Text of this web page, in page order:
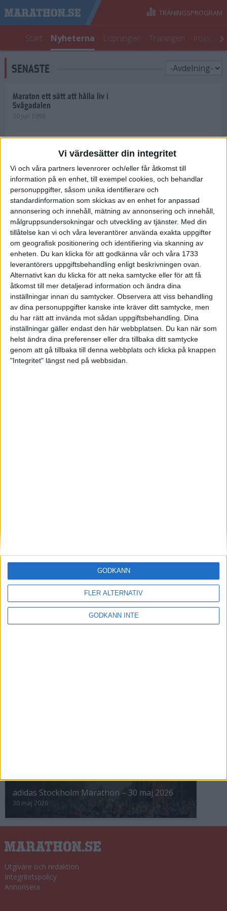
Vi värdesätter din integritet
Vi och våra partners levenrorer och/eller får åtkomst till
information på en enhet, till exempel cookies, och behandlar
personuppgifter, såsom unika identifierare och
standardinformation som skickas av en enhet for anpassad
annonsering och innehåll, mätning av annonsering och innehåll,
målgruppsundersokningar och utveckling av tjänster. Med din
tillåtelse kan vi och våra leverantörer använda exakta uppgifter
om geografisk positionering och identifiering via skanning av
enheten. Du kan klicka för att godkänna vår och våra 1733
leverantörers uppgiftsbehandling enligt beskrivningen ovan.
Alternativt kan du klicka för att neka samtycke eller för att få
åtkomst till mer detaljerad information och ändra dina
inställningar innan du samtycker. Observera att viss behandling
av dina personuppgifter kanske inte kräver ditt samtycke, men
du har rätt att invända mot sådan uppgiftsbehandling. Dina
inställningar gäller endast den här webbplatsen. Du kan när som
helst ändra dina preferenser eller dra tillbaka ditt samtycke
genom att gå tillbaka till denna webbplats och klicka på knappen
"Integritet" längst ned på webbsidan.
FLER ALTERNATIV
GODKÄNN INTE
GODKÄNN
Start Nyheterna Löpningen Träningen
TRÄNINGSPROGRAM
SENASTE
Maraton ett sätt att hålla liv i
Svågadalen
30 jun 1998
Norrlänningar firade semester i
Strängnäs
28 jun 1998
Maratonlöparna bäst i Trosa
I år fick Andervang kransen
27 jun 1998
Intresset ökar för Lidingöloppet
26 jun 1998
Värmemara
väntarvärldsmästaraspiranter
24 jun 1998
ASIEN
Berlin Marathon - ett lopp genom
8 okt 1995• Arkiv• Reseberättelser från
adidas Stockholm Marathon – 30 maj 2026
30 maj 2026
Utgivare och redaktion
Integritetspolicy
Annonsera